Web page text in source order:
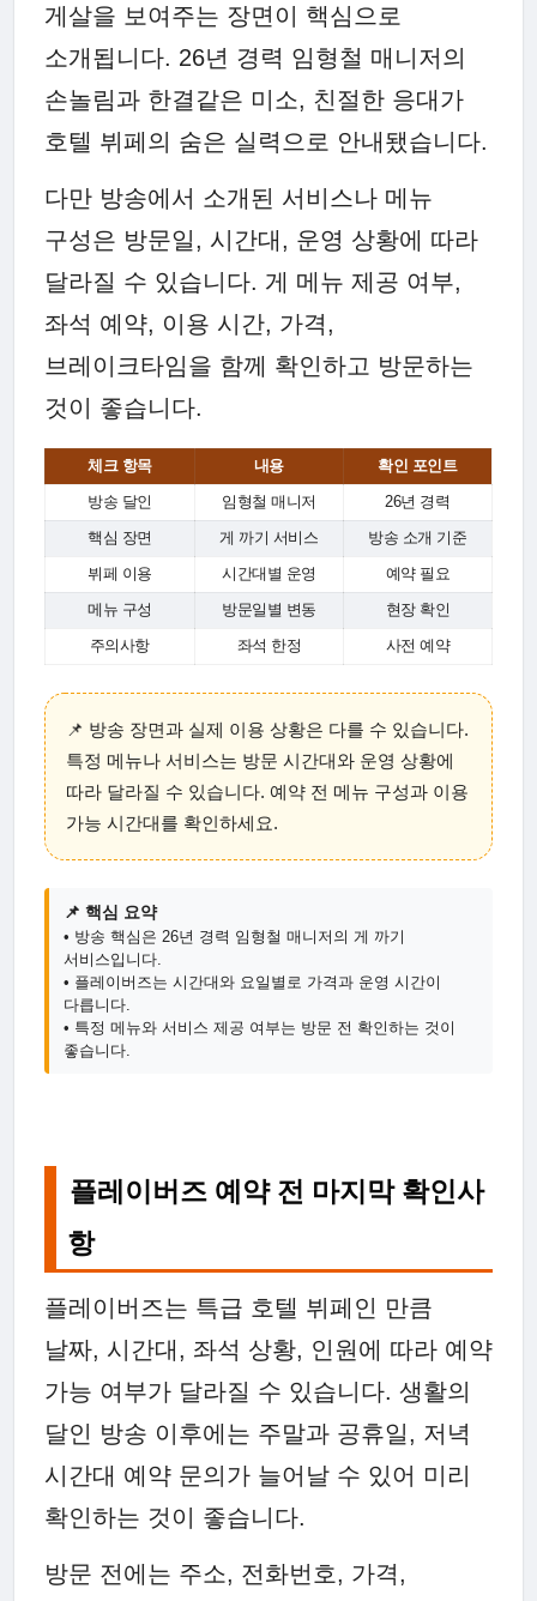
게살을 보여주는 장면이 핵심으로
소개됩니다. 26년 경력 임형철 매니저의
손놀림과 한결같은 미소, 친절한 응대가
호텔 뷔페의 숨은 실력으로 안내됐습니다.
다만 방송에서 소개된 서비스나 메뉴
구성은 방문일, 시간대, 운영 상황에 따라
달라질 수 있습니다. 게 메뉴 제공 여부,
좌석 예약, 이용 시간, 가격,
브레이크타임을 함께 확인하고 방문하는
것이 좋습니다.
체크 항목 내용 확인 포인트
방송 달인 임형철 매니저 26년 경력
핵심 장면 게 까기 서비스 방송 소개 기준
뷔페 이용 시간대별 운영 예약 필요
메뉴 구성 방문일별 변동 현장 확인
주의사항 좌석 한정 사전 예약
📌 방송 장면과 실제 이용 상황은 다를 수 있습니다.
특정 메뉴나 서비스는 방문 시간대와 운영 상황에
따라 달라질 수 있습니다. 예약 전 메뉴 구성과 이용
가능 시간대를 확인하세요.
📌 핵심 요약
• 방송 핵심은 26년 경력 임형철 매니저의 게 까기
서비스입니다.
• 플레이버즈는 시간대와 요일별로 가격과 운영 시간이
다릅니다.
• 특정 메뉴와 서비스 제공 여부는 방문 전 확인하는 것이
좋습니다.
플레이버즈 예약 전 마지막 확인사
항
플레이버즈는 특급 호텔 뷔페인 만큼
날짜, 시간대, 좌석 상황, 인원에 따라 예약
가능 여부가 달라질 수 있습니다. 생활의
달인 방송 이후에는 주말과 공휴일, 저녁
시간대 예약 문의가 늘어날 수 있어 미리
확인하는 것이 좋습니다.
방문 전에는 주소, 전화번호, 가격,